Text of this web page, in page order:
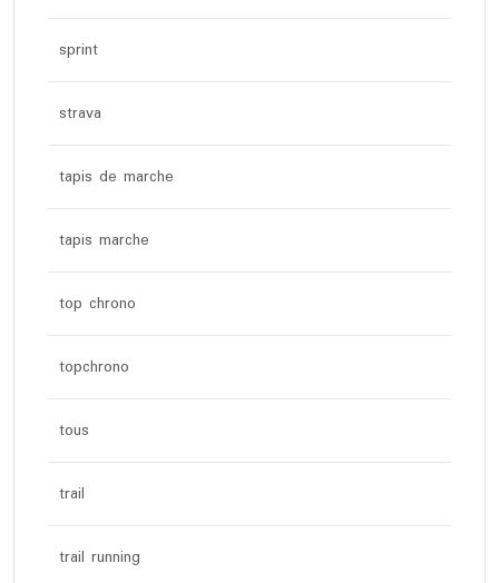
sprint
strava
tapis de marche
tapis marche
top chrono
topchrono
tous
trail
trail running